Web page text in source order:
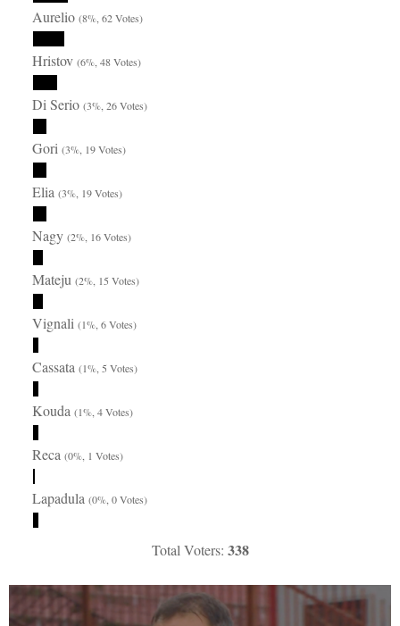
Aurelio(8%, 62 Votes)
Hristov(6%, 48 Votes)
Di Serio(3%, 26 Votes)
Gori(3%, 19 Votes)
Elia(3%, 19 Votes)
Nagy(2%, 16 Votes)
Mateju(2%, 15 Votes)
Vignali(1%, 6 Votes)
Cassata(1%, 5 Votes)
Kouda(1%, 4 Votes)
Reca(0%, 1 Votes)
Lapadula(0%, 0 Votes)
Total Voters: 338